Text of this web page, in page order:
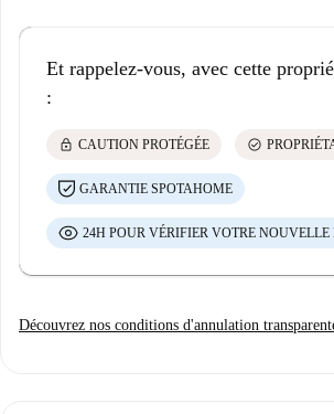
Et rappelez-vous, avec cette
:
lock CAUTION PROTÉGÉE check_circle
GARANTIE SPOTAHOME
24H POUR VÉRIFIER VOTRE
Découvrez nos conditions d'annulation